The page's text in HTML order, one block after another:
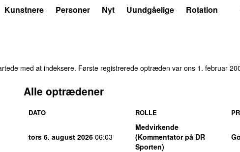
Kunstnere Personer Nyt Uundgåelige Rotation
med at indeksere. Første registrerede optræden var ons 1. februar
Alle optrædener
DATO ROLLE
tors 6. august 2026 06:03
Medvirkende
(Kommentator på DR
Sporten)